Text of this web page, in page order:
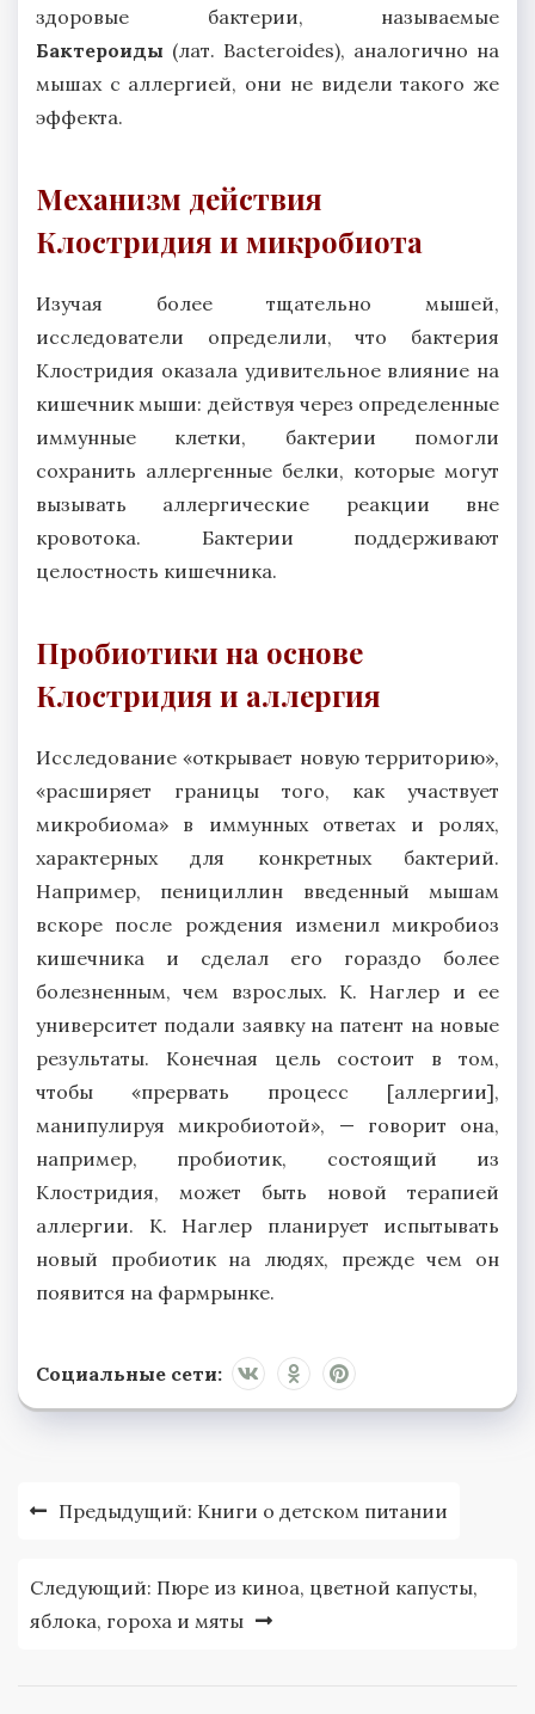
здоровые бактерии, называемые
Бактероиды (лат. Bacteroides), аналогично на
мышах с аллергией, они не видели такого же
эффекта.
Механизм действия
Клостридия и микробиота
Изучая более тщательно мышей,
исследователи определили, что бактерия
Клостридия оказала удивительное влияние на
кишечник мыши: действуя через определенные
иммунные клетки, бактерии помогли
сохранить аллергенные белки, которые могут
вызывать аллергические реакции вне
кровотока. Бактерии поддерживают
целостность кишечника.
Пробиотики на основе
Клостридия и аллергия
Исследование «открывает новую территорию»,
«расширяет границы того, как участвует
микробиома» в иммунных ответах и ролях,
характерных для конкретных бактерий.
Например, пенициллин введенный мышам
вскоре после рождения изменил микробиоз
кишечника и сделал его гораздо более
болезненным, чем взрослых. К. Наглер и ее
университет подали заявку на патент на новые
результаты. Конечная цель состоит в том,
чтобы «прервать процесс [аллергии],
манипулируя микробиотой», — говорит она,
например, пробиотик, состоящий из
Клостридия, может быть новой терапией
аллергии. К. Наглер планирует испытывать
новый пробиотик на людях, прежде чем он
появится на фармрынке.
Социальные сети:
Навигация
записям
Предыдущий: Книги о детском питании
Следующий: Пюре из киноа, цветной капусты,
яблока, гороха и мяты